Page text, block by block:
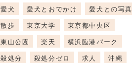
愛犬
愛犬とおでかけ
愛犬との写真
散歩
東京大学
東京都中央区
東山公園
楽天
横浜臨港パーク
殺処分
殺処分ゼロ 求人
沖縄